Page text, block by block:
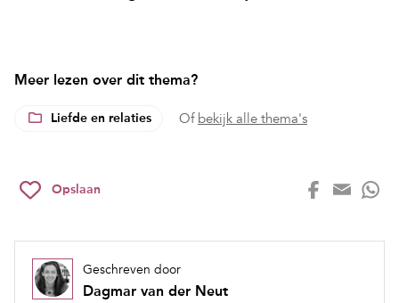
Meer lezen over dit thema?
Liefde en relaties Of bekijk alle thema's
Opslaan
Geschreven door
Dagmar van der Neut